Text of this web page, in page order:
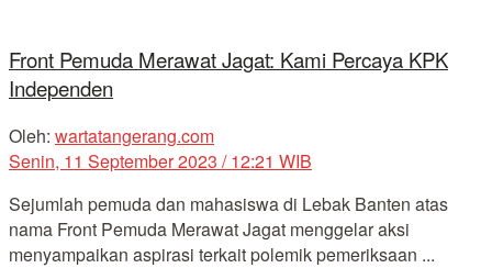
Front Pemuda Merawat Jagat: Kami Percaya KPK
Independen
Oleh: wartatangerang.com
Senin, 11 September 2023 / 12:21 WIB
Sejumlah pemuda dan mahasiswa di Lebak Banten atas
nama Front Pemuda Merawat Jagat menggelar aksi
menyampaikan aspirasi terkait polemik pemeriksaan ...